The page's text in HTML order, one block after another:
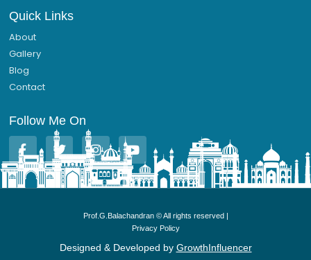
Quick Links
About
Gallery
Blog
Contact
Follow Me On
F
a
c
e
T
w
i
t
I
n
s
t
g
r
m
Y
o
u
t
b
e
Prof.G.Balachandran © All rights reserved |
Privacy Policy
Designed & Developed by GrowthInfluencer